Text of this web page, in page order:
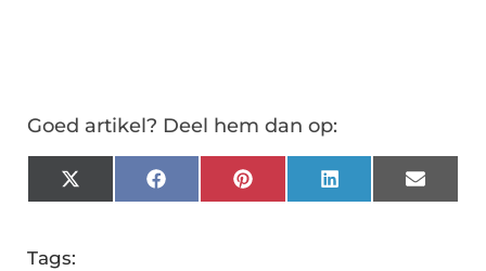
Goed artikel? Deel hem dan op:
X
(Twitter)
FacebookPinterestLinkedInEmail
Tags: